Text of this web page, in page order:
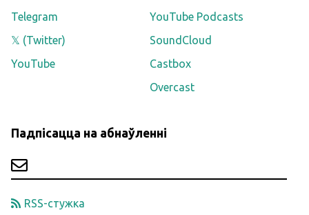
Telegram
𝕏 (Twitter)
YouTube
YouTube Podcasts
SoundCloud
Castbox
Overcast
Падпісацца на абнаўленні
RSS-стужка